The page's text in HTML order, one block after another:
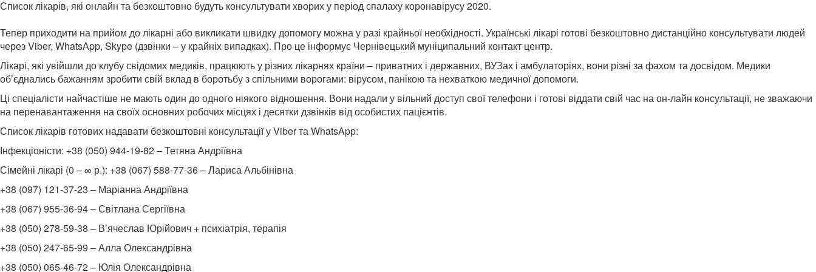
Список лікарів, які онлайн та безкоштовно будуть консультувати хворих у період спалаху коронавірусу 2020.
Тепер приходити на прийом до лікарні або викликати швидку допомогу можна у разі крайньої необхідності. Українські лікарі готові безкоштовно дистанційно консультувати людей
через Viber, WhatsАpp, Skype (дзвінки – у крайніх випадках). Про це інформує Чернівецький муніципальний контакт центр.
Лікарі, які увійшли до клубу свідомих медиків, працюють у різних лікарнях країни – приватних і державних, ВУЗах і амбулаторіях, вони різні за фахом та досвідом. Медики
об’єднались бажанням зробити свій вклад в боротьбу з спільними ворогами: вірусом, панікою та нехваткою медичної допомоги.
Ці спеціалісти найчастіше не мають один до одного ніякого відношення. Вони надали у вільний доступ свої телефони і готові віддати свій час на он-лайн консультації, не зважаючи
на перенавантаження на своїх основних робочих місцях і десятки дзвінків від особистих пацієнтів.
Список лікарів готових надавати безкоштовні консультації у Viber та WhatsApp:
Інфекціоністи: +38 (050) 944-19-82 – Тетяна Андріївна
Сімейні лікарі (0 – ∞ р.): +38 (067) 588-77-36 – Лариса Альбінівна
+38 (097) 121-37-23 – Маріанна Андріївна
+38 (067) 955-36-94 – Світлана Сергіївна
+38 (050) 278-59-38 – В’ячеслав Юрійович + психіатрія, терапія
+38 (050) 247-65-99 – Алла Олександрівна
+38 (050) 065-46-72 – Юлія Олександрівна